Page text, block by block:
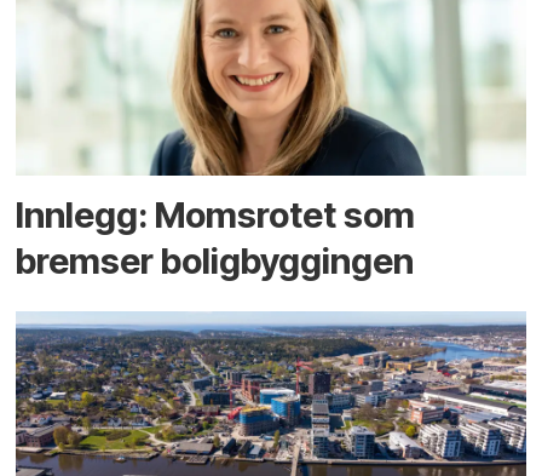
Innlegg: Moms­rotet som
bremser bolig­byggingen